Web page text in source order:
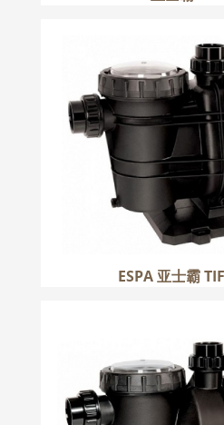
ESPA 亚士霸
ESPA 亚士霸
更多
更多